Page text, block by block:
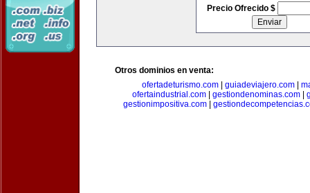
Precio Ofrecido $
Otros dominios en venta:
ofertadeturismo.com| guiadeviajero.com|
ofertaindustrial.com| gestiondenominas.com|
gestionimpositiva.com